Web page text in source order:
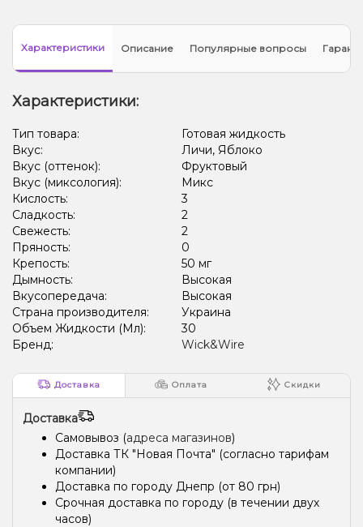
Характеристики Описание Популярные вопросы
Характеристики:
Тип товара:
Готовая жидкость
Вкус:
Личи, Яблоко
Вкус (оттенок):
Фруктовый
Вкус (миксология):
Микс
Кислость:
3
Сладкость:
2
Свежесть:
2
Пряность:
0
Крепость:
50 мг
Дымность:
Высокая
Вкусопередача:
Высокая
Страна производителя:
Украина
Объем Жидкости (Мл):
30
Бренд:
Wick&Wire
Доставка Оплата Скидки
Доставка
Самовывоз (адреса магазинов)
Доставка ТК "Новая Почта" (согласно тарифам
компании)
Доставка по городу Днепр (от 80 грн)
Срочная доставка по городу (в течении двух
часов)